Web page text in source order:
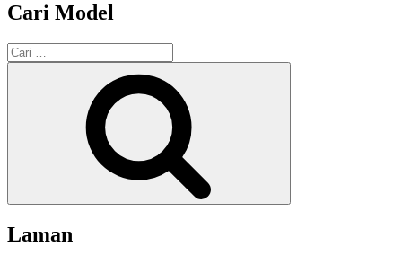
Cari Model
Pencarian
untuk:
Laman